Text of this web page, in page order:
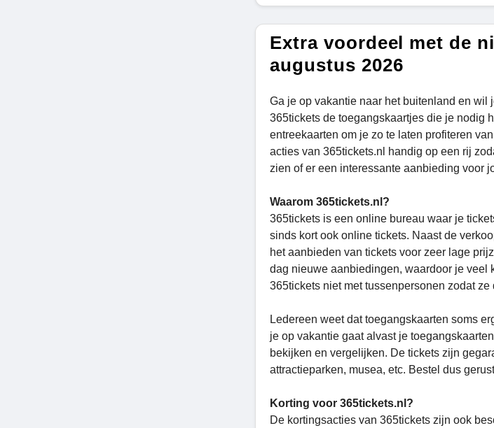
Extra voordeel met de
augustus 2026
Ga je op vakantie naar het buitenland en wil
365tickets de toegangskaartjes die je nodig
entreekaarten om je zo te laten profiteren
acties van 365tickets.nl handig op een rij
zien of er een interessante aanbieding voor
Waarom 365tickets.nl?
365tickets is een online bureau waar je
sinds kort ook online tickets. Naast de
het aanbieden van tickets voor zeer lage
dag nieuwe aanbiedingen, waardoor je veel
365tickets niet met tussenpersonen zodat
Ledereen weet dat toegangskaarten soms
je op vakantie gaat alvast je
bekijken en vergelijken. De tickets zijn
attractieparken, musea, etc. Bestel dus
Korting voor 365tickets.nl?
De kortingsacties van 365tickets zijn ook